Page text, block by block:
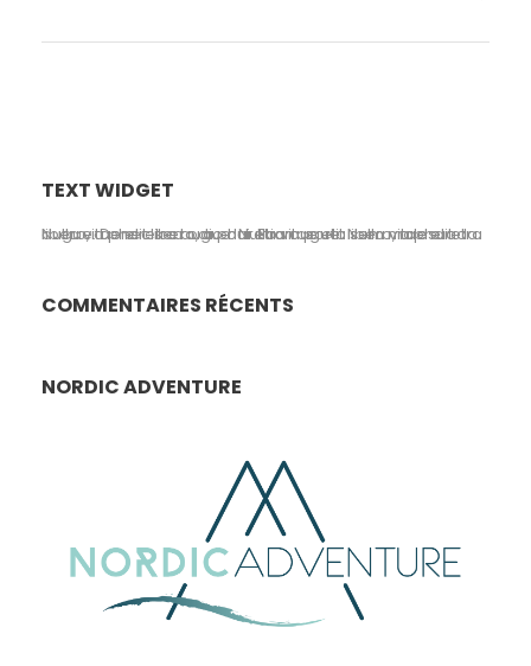
TEXT WIDGET
Nulla vitae elit libero, a pharetra augue. Nulla vitae elit libero, a pharetra augue. Nulla vitae elit libero, a pharetra augue. Donec sed odio dui. Etiam porta sem malesuada.
COMMENTAIRES RÉCENTS
NORDIC ADVENTURE